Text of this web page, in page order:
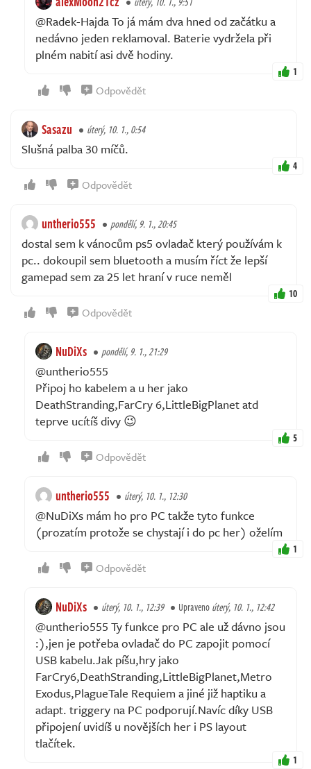
@Radek-Hajda To já mám dva hned od začátku a
nedávno jeden reklamoval. Baterie vydržela při
plném nabití asi dvě hodiny.
1
Odpovědět
Sasazu úterý, 10. 1., 0:54
Slušná palba 30 míčů.
4
Odpovědět
untherio555 pondělí, 9. 1., 20:45
dostal sem k vánocům ps5 ovladač který používám k
pc.. dokoupil sem bluetooth a musím říct že lepší
gamepad sem za 25 let hraní v ruce neměl
10
Odpovědět
NuDiXs pondělí, 9. 1., 21:29
@untherio555
Připoj ho kabelem a u her jako
DeathStranding,FarCry 6,LittleBigPlanet atd
teprve ucítíš divy 😉
5
Odpovědět
untherio555 úterý, 10. 1., 12:30
@NuDiXs mám ho pro PC takže tyto funkce
(prozatím protože se chystají i do pc her) oželím
1
Odpovědět
NuDiXs úterý, 10. 1., 12:39 Upravenoúterý, 10. 1., 12:42
@untherio555 Ty funkce pro PC ale už dávno jsou
:),jen je potřeba ovladač do PC zapojit pomocí
USB kabelu.Jak píšu,hry jako
FarCry6,DeathStranding,LittleBigPlanet,Metro
Exodus,PlagueTale Requiem a jiné již haptiku a
adapt. triggery na PC podporují.Navíc díky USB
připojení uvidíš u novějších her i PS layout
tlačítek.
1